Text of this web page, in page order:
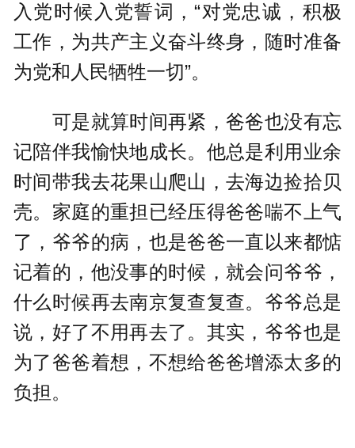
入党时候入党誓词，“对党忠诚，积极
工作，为共产主义奋斗终身，随时准备
为党和人民牺牲一切”。
可是就算时间再紧，爸爸也没有忘
记陪伴我愉快地成长。他总是利用业余
时间带我去花果山爬山，去海边捡拾贝
壳。家庭的重担已经压得爸爸喘不上气
了，爷爷的病，也是爸爸一直以来都惦
记着的，他没事的时候，就会问爷爷，
什么时候再去南京复查复查。爷爷总是
说，好了不用再去了。其实，爷爷也是
为了爸爸着想，不想给爸爸增添太多的
负担。